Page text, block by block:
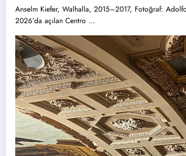
Anselm Kiefer, Walhalla, 2015–2017, Fotoğraf:
2026’da açılan Centro …